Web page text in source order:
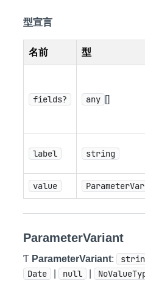
型宣言
名前 型
fields? any []
label string
value
ParameterVariant
Ƭ ParameterVariant:
Date null